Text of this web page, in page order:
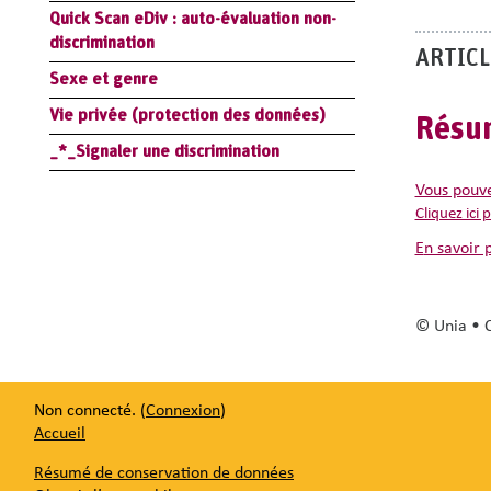
Quick Scan eDiv : auto-évaluation non-
discrimination
Sexe et genre
Vie privée (protection des données)
_*_Signaler une discrimination
En
👉🏽Une
👉🏿Une
Vous
Cliquez ici
en savoir
© Unia •
Non connecté. (Connexion)
Accueil
Résumé de conservation de données